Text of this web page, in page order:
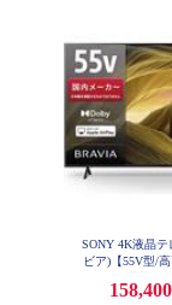
SONY 4K液晶
ビア)【55V型/
売モデル